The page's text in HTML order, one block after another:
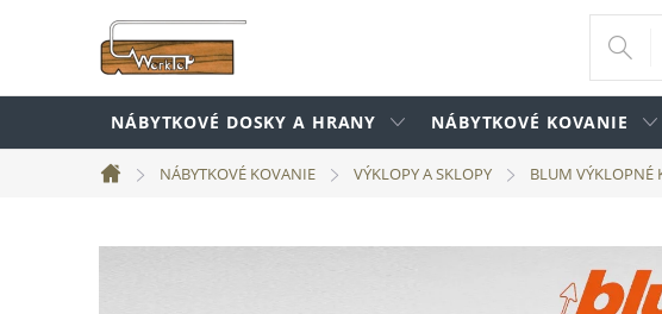
NÁBYTKOVÉ DOSKY A HRANY NÁBYTKOVÉ KOVANIE
Domov
NÁBYTKOVÉ KOVANIE VÝKLOPY A SKLOPY BLUM VÝKLOPNÉ